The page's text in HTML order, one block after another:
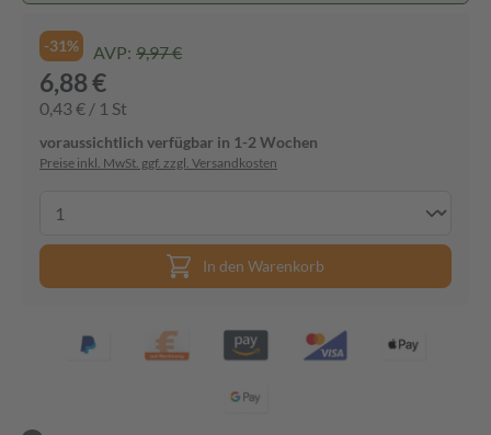
-31% AVP: 9,97 €
6,88 €
0,43 € / 1 St
voraussichtlich verfügbar in 1-2 Wochen
Preise inkl. MwSt. ggf. zzgl. Versandkosten
In den Warenkorb